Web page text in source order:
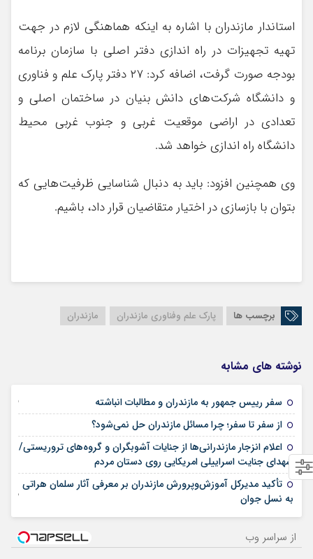
استاندار مازندران با اشاره به اینکه هماهنگی لازم در جهت
تهیه تجهیزات در راه اندازی دفتر اصلی با سازمان برنامه
بودجه صورت گرفت، اضافه کرد: ۲۷ دفتر پارک علم و فناوری
و دانشگاه شرکت‌های دانش بنیان در ساختمان اصلی و
تعدادی در اراضی موقعیت غربی و جنوب غربی محیط
دانشگاه راه اندازی خواهد شد.
وی همچنین افزود: باید به دنبال شناسایی ظرفیت‌هایی که
بتوان با بازسازی در اختیار متقاضیان قرار داد، باشیم.
برچسب ها پارک علم وفناوری مازندران مازندران
نوشته های مشابه
سفر رییس جمهور به مازندران و مطالبات انباشته 25 فوریه 2026
از سفر تا سفر؛ چرا مسائل مازندران حل نمی‌شود؟
اعلام انزجار مازندرانی‌ها از جنایات آشوبگران و گروه‌های تروریستی/
شهدای جنایت اسراییلی امریکایی روی دستان مردم
تأکید مدیرکل آموزش‌وپرورش مازندران بر معرفی آثار سلمان هراتی
به نسل جوان
02 نوامبر 2025
از سراسر وب